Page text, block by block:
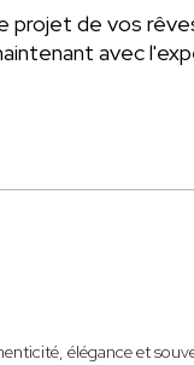
projet de vos
avec
élégance et